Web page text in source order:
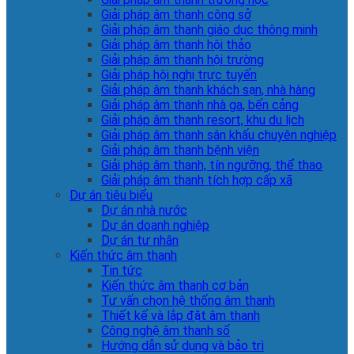
Giải pháp âm thanh công sở
Giải pháp âm thanh giáo dục thông minh
Giải pháp âm thanh hội thảo
Giải pháp âm thanh hội trường
Giải pháp hội nghị trực tuyến
Giải pháp âm thanh khách sạn, nhà hàng
Giải pháp âm thanh nhà ga, bến cảng
Giải pháp âm thanh resort, khu du lịch
Giải pháp âm thanh sân khấu chuyên nghiệp
Giải pháp âm thanh bệnh viện
Giải pháp âm thanh, tín ngưỡng, thể thao
Giải pháp âm thanh tích hợp cấp xã
Dự án tiêu biểu
Dự án nhà nước
Dự án doanh nghiệp
Dự án tư nhân
Kiến thức âm thanh
Tin tức
Kiến thức âm thanh cơ bản
Tư vấn chọn hệ thống âm thanh
Thiết kế và lắp đặt âm thanh
Công nghệ âm thanh số
Hướng dẫn sử dụng và bảo trì